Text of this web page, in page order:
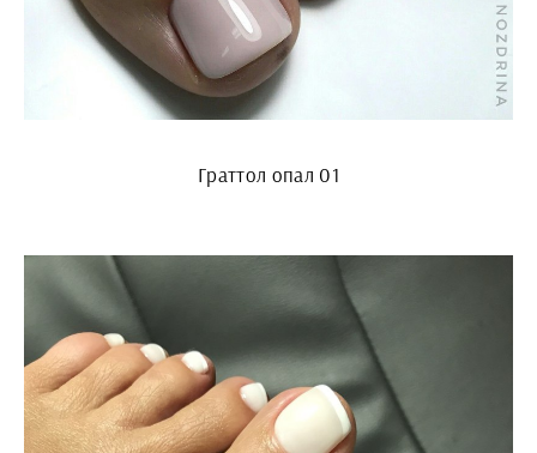
Граттол опал 01